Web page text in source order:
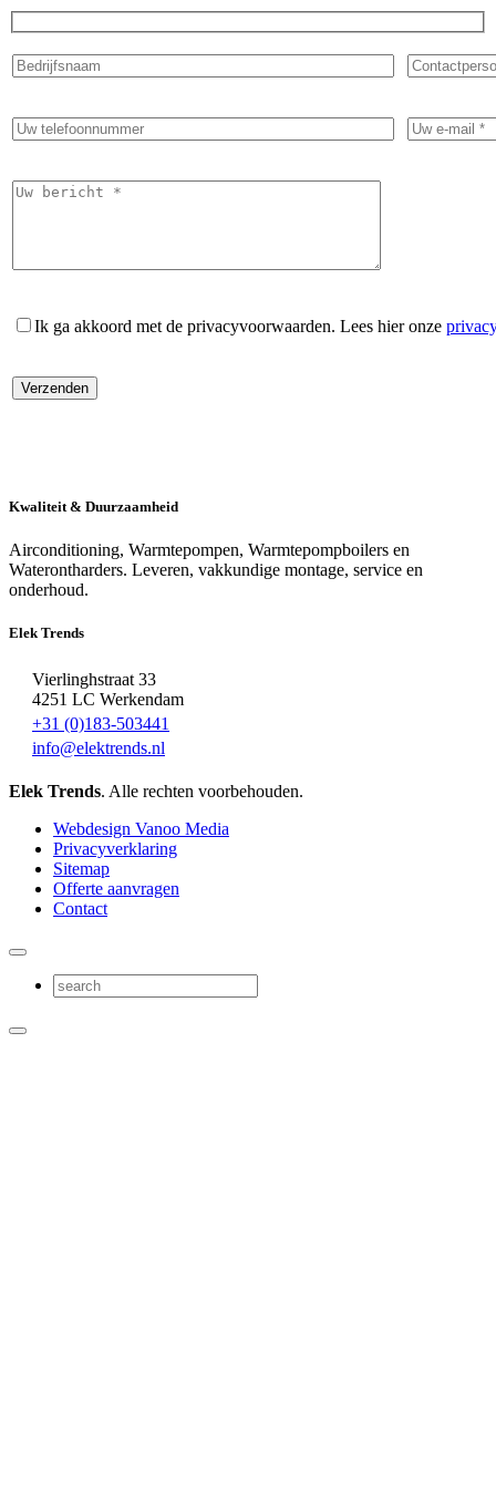
Ik ga akkoord met de privacyvoorwaarden. Lees hier onze
Kwaliteit & Duurzaamheid
Airconditioning, Warmtepompen, Warmtepompboilers en
Waterontharders. Leveren, vakkundige montage, service en
onderhoud.
Elek Trends
Vierlinghstraat 33
4251 LC Werkendam
+31 (0)183-503441
info@elektrends.nl
Elek Trends. Alle rechten voorbehouden.
Webdesign Vanoo Media
Privacyverklaring
Sitemap
Offerte aanvragen
Contact